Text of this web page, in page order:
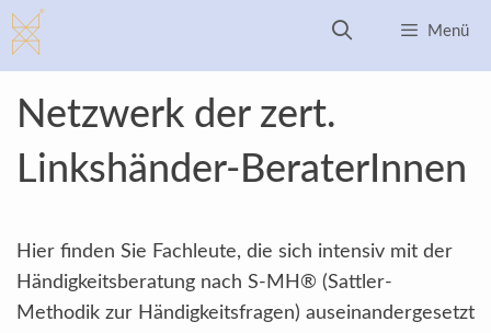
Zum
Inhalt
springen
Menü
Netzwerk der zert.
Linkshänder-BeraterInnen
Hier finden Sie Fachleute, die sich intensiv mit der
Händigkeitsberatung nach S-MH® (Sattler-
Methodik zur Händigkeitsfragen) auseinandergesetzt